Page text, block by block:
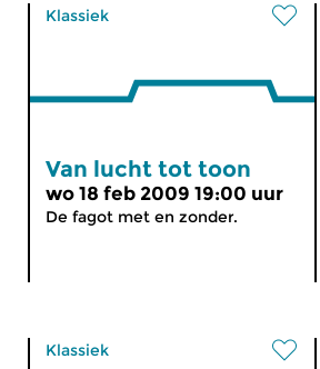
Klassiek
Van lucht tot toon
wo 18 feb 2009 19:00 uur
De fagot met en zonder.
Klassiek